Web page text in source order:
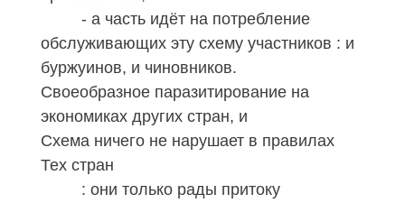
- а часть идёт на потребление
обслуживающих эту схему участников : и
буржуинов, и чиновников.
Своеобразное паразитирование на
экономиках других стран, и
Схема ничего не нарушает в правилах
Тех стран
: они только рады притоку